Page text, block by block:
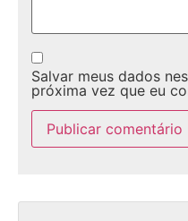
Salvar meus dados
próxima vez que eu